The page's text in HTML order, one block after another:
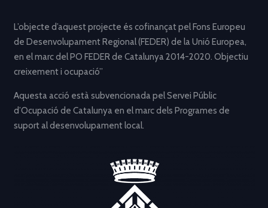
L’objecte d’aquest projecte és cofinançat pel Fons Europeu
de Desenvolupament Regional (FEDER) de la Unió Europea,
en el marc del PO FEDER de Catalunya 2014-2020. Objectiu
creixement i ocupació”
Aquesta acció està subvencionada pel Servei Públic
d’Ocupació de Catalunya en el marc dels Programes de
suport al desenvolupament local.